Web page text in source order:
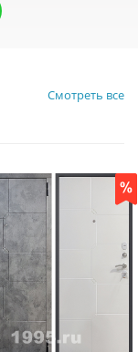
Смотреть все